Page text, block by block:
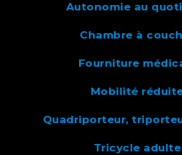
Autonomie au
Chambre à
Fourniture
Mobilité
Quadriporteur,
Tricycle adulte